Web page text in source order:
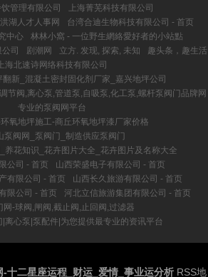
管理有限公司
上海菁芜科技有限公司
湖人才人事网
台湾合迪生物科技有限公司 - 首页
中心
林林小窩 - 一位野生網絡愛好者的小站點
司
剧潮网 立方. 发现, 探索, 未知
趣头条，趣生活
上海北速诗网络科技有限公司
新_混凝土密封固化剂厂家_嘉兴地坪公司
节阀,离心泵,管道泵,自吸泵,化工泵,螺杆泵阀门品牌网
专业的泵阀网平台
氧地坪施工-商丘环氧地坪漆厂家价格
泵阀网_泵阀门_制造供应泵阀门
养花知识_花卉图片大全_花卉图片及名称大全
公司 - 首页
山西荣盛电子有限公司 - 首页
有限公司 - 首页
山西长久旅游有限公司 - 首页
限公司 - 首页
河北立信旅游集团有限公司 - 首页
网-球阀,闸阀,截止阀,止回阀,过滤器
离心泵|泵配件|为您提供最专业的资讯平台
-十二星座运程_财运_爱情_事业运分析 RSS地